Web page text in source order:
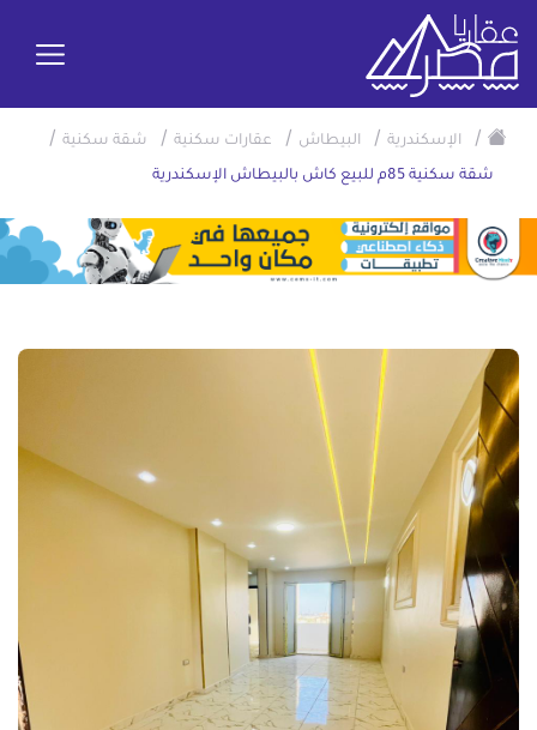
/ الإسكندرية / البيطاش / عقارات سكنية / شقة سكنية /
شقة سكنية 85م للبيع كاش بالبيطاش الإسكندرية